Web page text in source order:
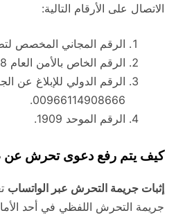
الاتصال على الأرقام التالية:
الرقم المجاني المخصص
الرقم الخاص بالأمن العام 00966114419688.
الرقم الدولي للإبلاغ عن
00966114908666.
الرقم الموحد 1909.
كيف يتم رفع دعوى تحرش عن
إثبات جريمة التحرش عبر الواتساب
جريمة التحرش اللفظي في أحد